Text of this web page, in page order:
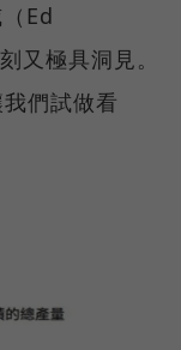
Ed
又極具洞見。
們試做看